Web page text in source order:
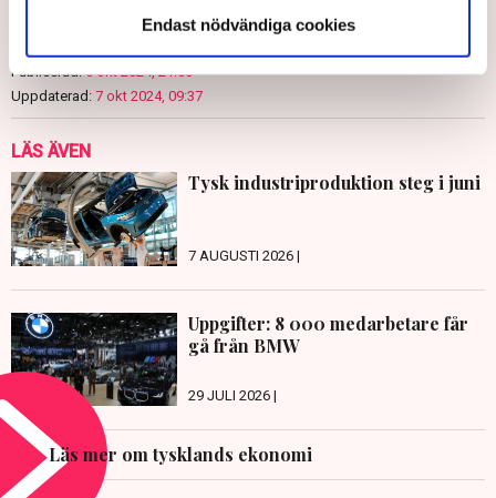
Endast nödvändiga cookies
Publicerad: 6 okt 2024, 21:00
Uppdaterad: 7 okt 2024, 09:37
LÄS ÄVEN
Tysk industriproduktion steg i juni
7 AUGUSTI 2026 |
Uppgifter: 8 000 medarbetare får
gå från BMW
29 JULI 2026 |
Läs mer om tysklands ekonomi